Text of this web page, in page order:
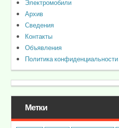
Электромобили
Архив
Сведения
Контакты
Объявления
Политика конфиденциальности
Метки